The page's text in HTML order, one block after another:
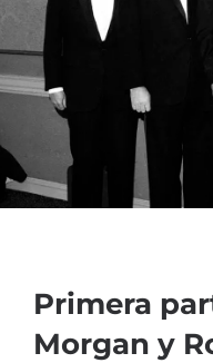
Primera
Morgan y